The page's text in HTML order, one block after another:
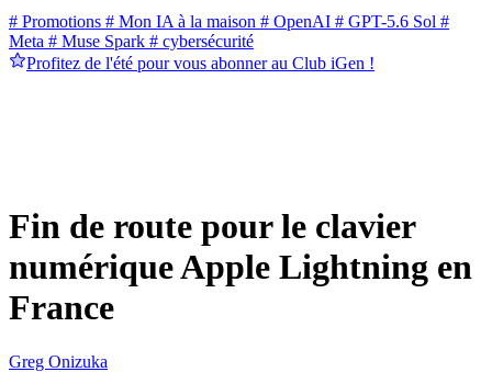
# Promotions # Mon IA à la maison # OpenAI # GPT-5.6 Sol #
Meta # Muse Spark # cybersécurité
Profitez de l'été pour vous abonner au Club iGen !
Fin de route pour le clavier
numérique Apple Lightning en
France
Greg Onizuka